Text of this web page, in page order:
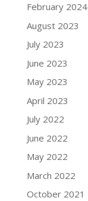
February 2024
August 2023
July 2023
June 2023
May 2023
April 2023
July 2022
June 2022
May 2022
March 2022
October 2021